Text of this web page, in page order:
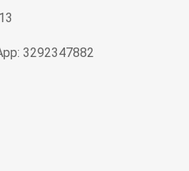
3292347882